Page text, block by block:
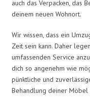
auch das Verpacken, das
deinem neuen Wohnort.
Wir wissen, dass ein
Zeit sein kann. Daher
umfassenden Service
dich so angenehm wie
pünktliche und
Behandlung deiner Möbel